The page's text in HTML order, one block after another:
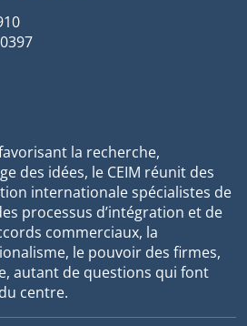
la recherche,
des idées, le CEIM réunit des
internationale spécialistes de
processus d’intégration et de
commerciaux, la
le pouvoir des firmes,
autant de questions qui font
centre.